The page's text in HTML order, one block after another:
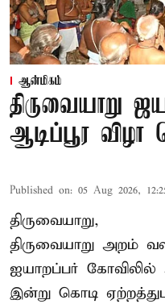
ஆன்மிகம்
திருவையாறு
ஆடிப்பூர விழா
Published on: 05 Aug 2026,
திருவையாறு,
திருவையாறு அறம்
ஐயாறப்பர்
இன்று கொடி